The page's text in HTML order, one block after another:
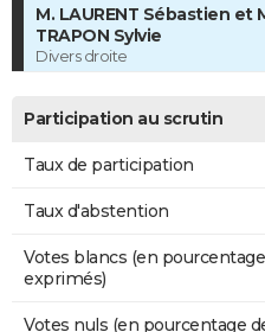
M. LAURENT Sébastien et
TRAPON Sylvie
Divers droite
Participation au scrutin
Taux de participation
Taux d'abstention
Votes blancs (en
exprimés)
Votes nuls (en pourcentage